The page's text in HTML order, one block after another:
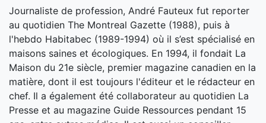
Journaliste de profession, André Fauteux fut reporter
au quotidien The Montreal Gazette (1988), puis à
l'hebdo Habitabec (1989-1994) où il s’est spécialisé en
maisons saines et écologiques. En 1994, il fondait La
Maison du 21e siècle, premier magazine canadien en la
matière, dont il est toujours l'éditeur et le rédacteur en
chef. Il a également été collaborateur au quotidien La
Presse et au magazine Guide Ressources pendant 15